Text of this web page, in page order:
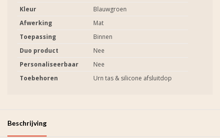
Kleur
Blauwgroen
Afwerking
Mat
Toepassing
Binnen
Duo product
Nee
Personaliseerbaar
Nee
Toebehoren
Urn tas & silicone afsluitdop
Beschrijving